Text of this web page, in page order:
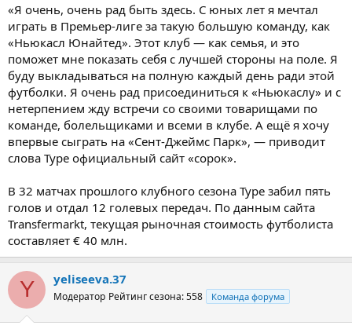
«Я очень, очень рад быть здесь. С юных лет я мечтал
играть в Премьер-лиге за такую большую команду, как
«Ньюкасл Юнайтед». Этот клуб — как семья, и это
поможет мне показать себя с лучшей стороны на поле. Я
буду выкладываться на полную каждый день ради этой
футболки. Я очень рад присоединиться к «Ньюкаслу» и с
нетерпением жду встречи со своими товарищами по
команде, болельщиками и всеми в клубе. А ещё я хочу
впервые сыграть на «Сент-Джеймс Парк», — приводит
слова Туре официальный сайт «сорок».
В 32 матчах прошлого клубного сезона Туре забил пять
голов и отдал 12 голевых передач. По данным сайта
Transfermarkt, текущая рыночная стоимость футболиста
составляет € 40 млн.
Y yeliseeva.37
Модератор Рейтинг сезона: 558 Команда форума